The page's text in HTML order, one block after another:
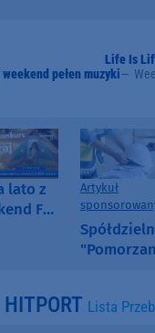
Life Is
pełen muzyki
lato z
FM
Artykuł
informuje
HITPORT Lista